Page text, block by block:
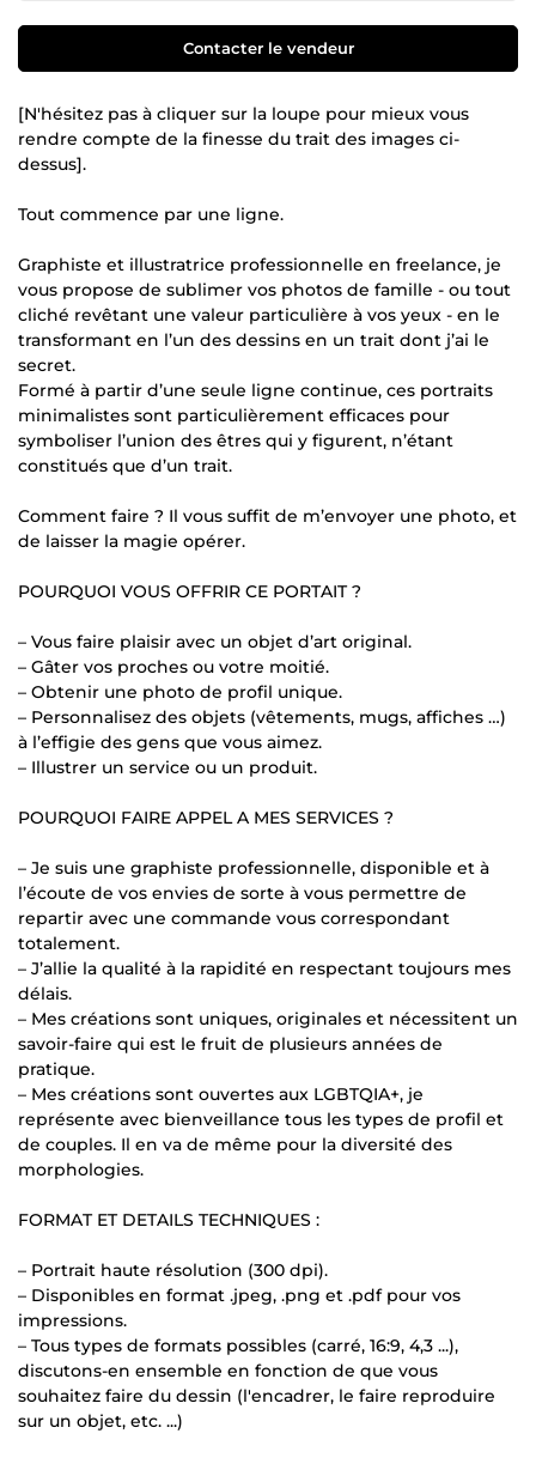
Contacter le vendeur
[N'hésitez pas à cliquer sur la loupe pour mieux vous
rendre compte de la finesse du trait des images ci-
dessus].
Tout commence par une ligne.
Graphiste et illustratrice professionnelle en freelance, je
vous propose de sublimer vos photos de famille - ou tout
cliché revêtant une valeur particulière à vos yeux - en le
transformant en l’un des dessins en un trait dont j’ai le
secret.
Formé à partir d’une seule ligne continue, ces portraits
minimalistes sont particulièrement efficaces pour
symboliser l’union des êtres qui y figurent, n’étant
constitués que d’un trait.
Comment faire ? Il vous suffit de m’envoyer une photo, et
de laisser la magie opérer.
POURQUOI VOUS OFFRIR CE PORTAIT ?
– Vous faire plaisir avec un objet d’art original.
– Gâter vos proches ou votre moitié.
– Obtenir une photo de profil unique.
– Personnalisez des objets (vêtements, mugs, affiches …)
à l’effigie des gens que vous aimez.
– Illustrer un service ou un produit.
POURQUOI FAIRE APPEL A MES SERVICES ?
– Je suis une graphiste professionnelle, disponible et à
l’écoute de vos envies de sorte à vous permettre de
repartir avec une commande vous correspondant
totalement.
– J’allie la qualité à la rapidité en respectant toujours mes
délais.
– Mes créations sont uniques, originales et nécessitent un
savoir-faire qui est le fruit de plusieurs années de
pratique.
– Mes créations sont ouvertes aux LGBTQIA+, je
représente avec bienveillance tous les types de profil et
de couples. Il en va de même pour la diversité des
morphologies.
FORMAT ET DETAILS TECHNIQUES :
– Portrait haute résolution (300 dpi).
– Disponibles en format .jpeg, .png et .pdf pour vos
impressions.
– Tous types de formats possibles (carré, 16:9, 4,3 ...),
discutons-en ensemble en fonction de que vous
souhaitez faire du dessin (l'encadrer, le faire reproduire
sur un objet, etc. ...)